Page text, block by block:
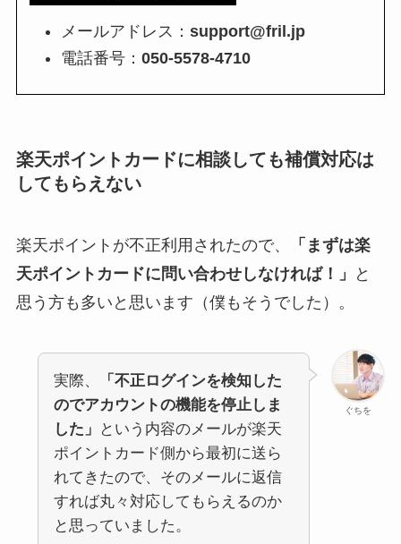
メールアドレス：support@fril.jp
電話番号：050-5578-4710
楽天ポイントカードに相談しても補償対応は
してもらえない
楽天ポイントが不正利用されたので、
「まずは楽
天ポイントカードに問い合わせしなければ！」
と
思う方も多いと思います（僕もそうでした）。
ぐちを
実際、
「不正ログインを検知した
のでアカウントの機能を停止しま
した」
という内容のメールが楽天
ポイントカード側から最初に送ら
れてきたので、そのメールに返信
すれば丸々対応してもらえるのか
と思っていました。